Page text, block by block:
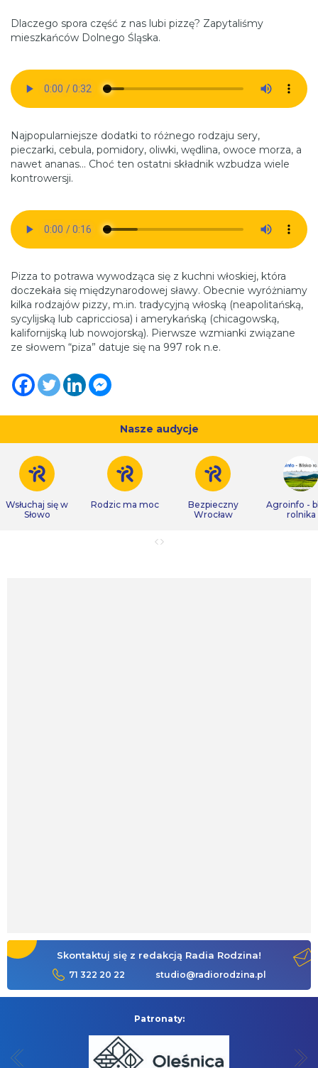
Dlaczego spora część z nas lubi pizzę? Zapytaliśmy
mieszkańców Dolnego Śląska.
Najpopularniejsze dodatki to różnego rodzaju sery,
pieczarki, cebula, pomidory, oliwki, wędlina, owoce morza, a
nawet ananas… Choć ten ostatni składnik wzbudza wiele
kontrowersji.
Pizza to potrawa wywodząca się z kuchni włoskiej, która
doczekała się międzynarodowej sławy. Obecnie wyróżniamy
kilka rodzajów pizzy, m.in. tradycyjną włoską (neapolitańską,
sycylijską lub capricciosa) i amerykańską (chicagowską,
kalifornijską lub nowojorską). Pierwsze wzmianki związane
ze słowem “piza” datuje się na 997 rok n.e.
Nasze audycje
Wsłuchaj się w
Słowo
Rodzic ma moc
Bezpieczny
Wrocław
Agroinfo -
rolnika
Skontaktuj się z redakcją Radia Rodzina!
71 322 20 22 studio@radiorodzina.pl
Patronaty: